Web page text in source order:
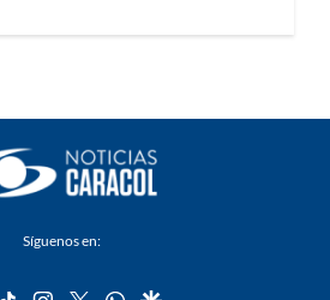
Síguenos en: